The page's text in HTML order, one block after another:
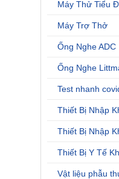
Máy Thử Tiểu
Máy Trợ Thở
Ống Nghe ADC
Ống Nghe
Test nhanh
Thiết Bị Nhập
Thiết Bị Nhập
Thiết Bị Y Tế
Vật liệu phẫu